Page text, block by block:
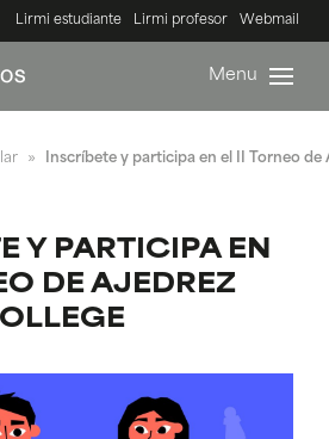
Lirmi estudiante Lirmi profesor Webmail
Menu
» Inscríbete y participa en el II Torneo
Y PARTICIPA EN
DE AJEDREZ